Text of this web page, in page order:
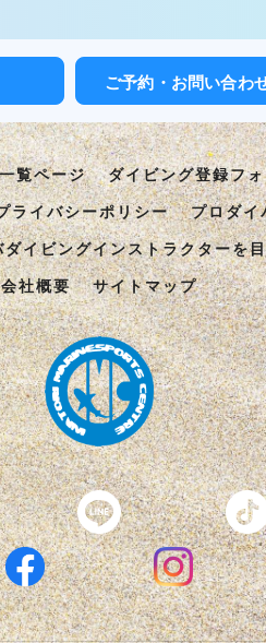
ご予約・お問い合わ
覧ページ ダイビング登録フ
ライバシーポリシー プロダイ
イビングインストラクターを
会社概要
サイトマップ